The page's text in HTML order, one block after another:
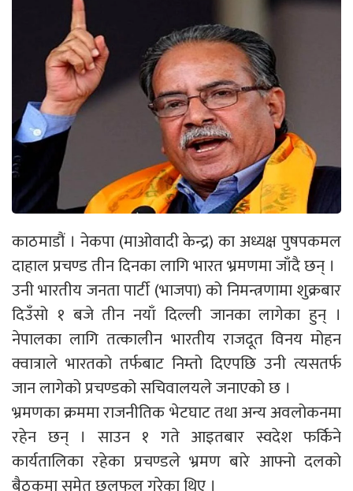
काठमाडौं । नेकपा (माओवादी केन्द्र) का अध्यक्ष पुषपकमल
दाहाल प्रचण्ड तीन दिनका लागि भारत भ्रमणमा जाँदै छन् ।
उनी भारतीय जनता पार्टी (भाजपा) को निमन्त्रणामा शुक्रबार
दिउँसो १ बजे तीन नयाँ दिल्ली जानका लागेका हुन् ।
नेपालका लागि तत्कालीन भारतीय राजदूत विनय मोहन
क्वात्राले भारतको तर्फबाट निम्तो दिएपछि उनी त्यसतर्फ
जान लागेको प्रचण्डको सचिवालयले जनाएको छ ।
भ्रमणका क्रममा राजनीतिक भेटघाट तथा अन्य अवलोकनमा
रहेन छन् । साउन १ गते आइतबार स्वदेश फर्किने
कार्यतालिका रहेका प्रचण्डले भ्रमण बारे आफ्नो दलको